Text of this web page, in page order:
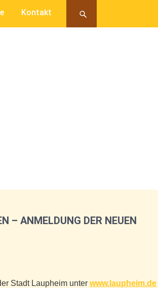
Kontakt
– ANMELDUNG DER NEUEN
Stadt Laupheim unter www.laupheim.de